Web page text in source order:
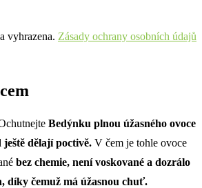
vyhrazena. Zásady ochrany osobních údajů
Bedýnku plnou úžasného ovoce
dělají poctivě.V čem je tohle ovoce
bez chemie, není voskované a dozrálo
díky čemuž má úžasnou chuť.